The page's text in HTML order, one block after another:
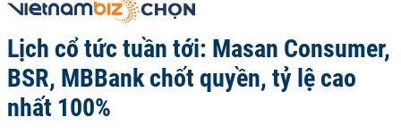
Lịch cổ tức tuần tới: Masan Consumer,
BSR, MBBank chốt quyền, tỷ lệ cao
nhất 100%